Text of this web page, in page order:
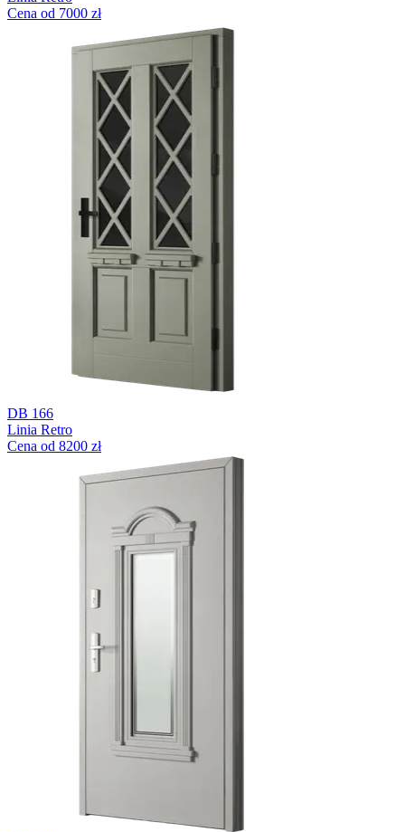
Cena od 7000 zł
DB 166
Linia Retro
Cena od 8200 zł